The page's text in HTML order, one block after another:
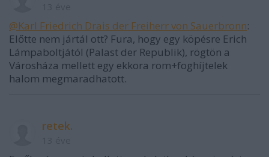
@Karl Friedrich Drais der Freiherr von Sauerbronn:
Előtte nem jártál ott? Fura, hogy egy köpésre Erich
Lámpaboltjától (Palast der Republik), rögtön a
Városháza mellett egy ekkora rom+foghíjtelek
halom megmaradhatott.
retek.